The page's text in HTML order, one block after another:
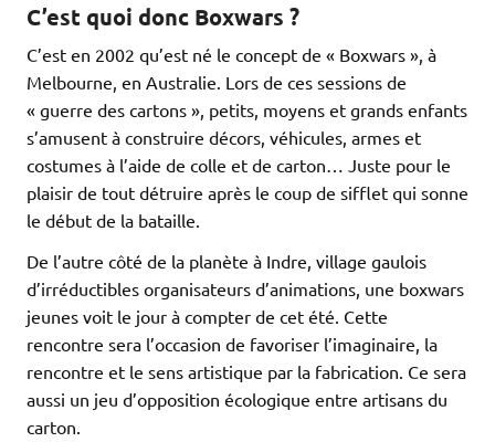
C’est quoi donc Boxwars ?
C’est en 2002 qu’est né le concept de « Boxwars », à
Melbourne, en Australie. Lors de ces sessions de
« guerre des cartons », petits, moyens et grands enfants
s’amusent à construire décors, véhicules, armes et
costumes à l’aide de colle et de carton… Juste pour le
plaisir de tout détruire après le coup de sifflet qui sonne
le début de la bataille.
De l’autre côté de la planète à Indre, village gaulois
d’irréductibles organisateurs d’animations, une boxwars
jeunes voit le jour à compter de cet été. Cette
rencontre sera l’occasion de favoriser l’imaginaire, la
rencontre et le sens artistique par la fabrication. Ce sera
aussi un jeu d’opposition écologique entre artisans du
carton.